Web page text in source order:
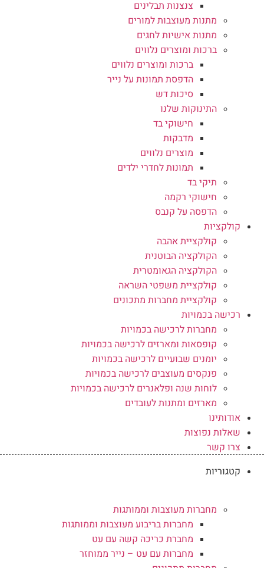
צנצנות תבלינים
מתנות מעוצבות למורים
מתנות אישיות לחגים
ברכות ומוצרים נלווים
ברכות ומוצרים נלווים
הדפסת תמונות על נייר
סיכות דש
התינוקות שלנו
חישוקי בד
מדבקות
מוצרים נלווים
תמונות לחדרי ילדים
תיקי בד
חישוקי רקמה
הדפסה על קנבס
קולקציות
קולקציית אהבה
הקולקציה הבוטנית
הקולקציה הגאומטרית
קולקציית משפטי השראה
קולקציית מחברות מתכונים
רכישה בכמויות
מחברות לרכישה בכמויות
קופסאות ומארזים לרכישה בכמויות
יומנים שבועיים לרכישה בכמויות
פנקסים מעוצבים לרכישה בכמויות
לוחות שנה ופלאנרים לרכישה בכמויות
מארזים ומתנות לעובדים
אודותינו
שאלות נפוצות
צרו קשר
קטגוריות
מחברות מעוצבות וממותגות
מחברות בריבוע מעוצבות וממותגות
מחברת כריכה קשה עם עט
מחברות עם עט – נייר ממוחזר